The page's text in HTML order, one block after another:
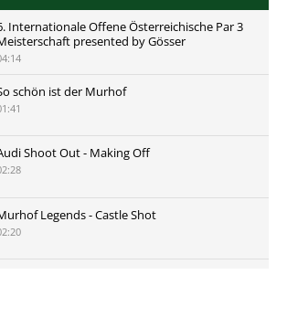
Internationale Offene Österreichische Par 3
presented by Gösser
schön ist der Murhof
Shoot Out - Making Off
Legends - Castle Shot